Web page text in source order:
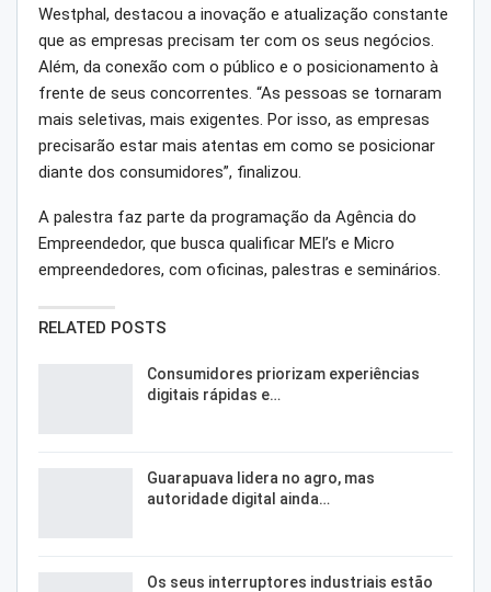
Westphal, destacou a inovação e atualização constante
que as empresas precisam ter com os seus negócios.
Além, da conexão com o público e o posicionamento à
frente de seus concorrentes. “As pessoas se tornaram
mais seletivas, mais exigentes. Por isso, as empresas
precisarão estar mais atentas em como se posicionar
diante dos consumidores”, finalizou.
A palestra faz parte da programação da Agência do
Empreendedor, que busca qualificar MEI’s e Micro
empreendedores, com oficinas, palestras e seminários.
RELATED POSTS
Consumidores priorizam experiências
digitais rápidas e…
Guarapuava lidera no agro, mas
autoridade digital ainda…
Os seus interruptores industriais estão